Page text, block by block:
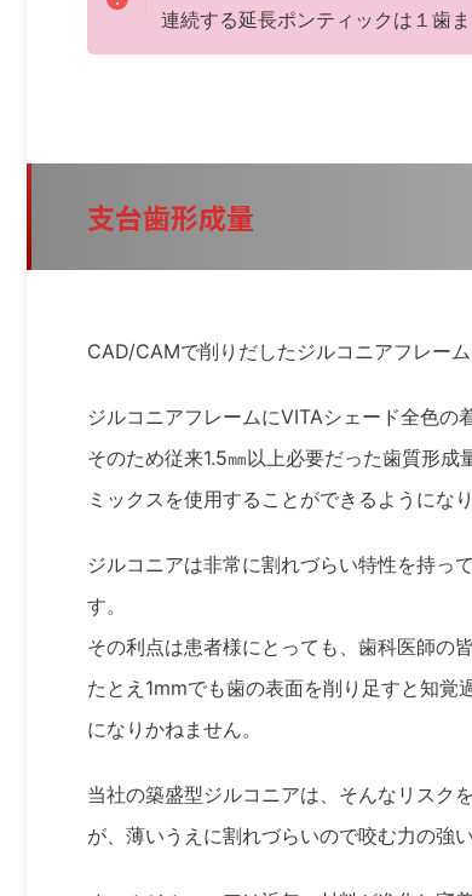
連続する延長ポンティックは１歯
支台歯形成量
CAD/CAMで削りだしたジルコニアフレー
ジルコニアフレームにVITAシェード全色の
そのため従来1.5㎜以上必要だった歯質形
ミックスを使用することができるようになり
ジルコニアは非常に割れづらい特性を持っ
す。
その利点は患者様にとっても、歯科医師の
たとえ1mmでも歯の表面を削り足すと知
になりかねません。
当社の築盛型ジルコニアは、そんなリスク
が、薄いうえに割れづらいので咬む力の強